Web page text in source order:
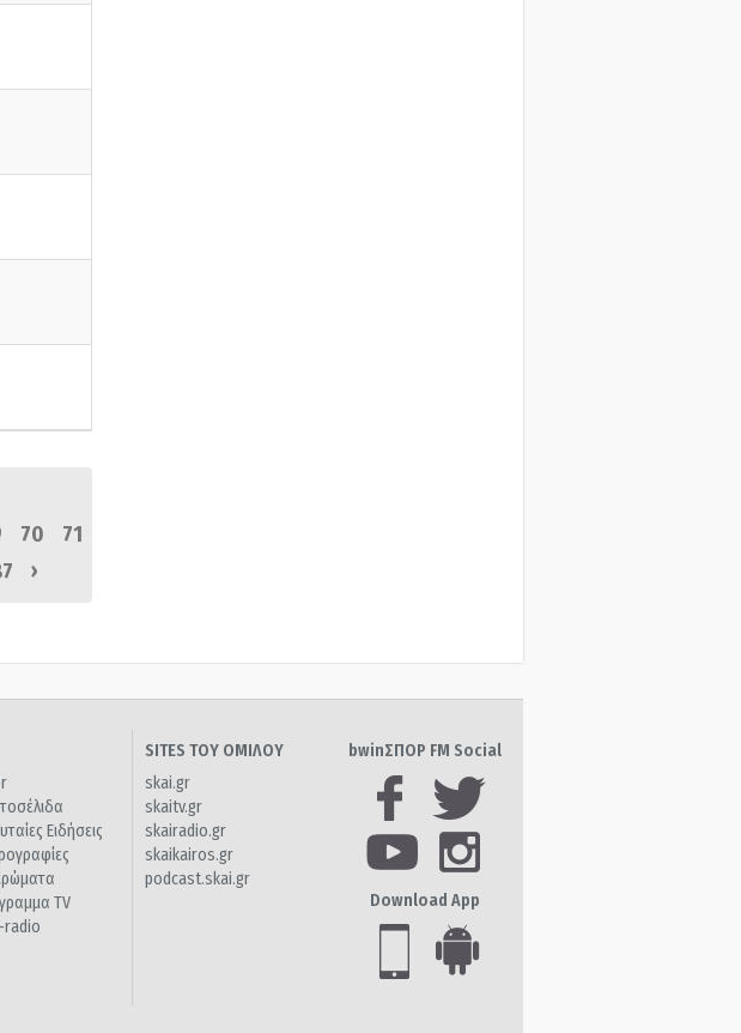
70
71
›
Ειδήσεις
TV
radio
SITES ΤΟΥ ΟΜΙΛΟΥ
skai.gr
skaitv.gr
skairadio.gr
skaikairos.gr
podcast.skai.gr
bwinΣΠΟΡ FM Social
Download App